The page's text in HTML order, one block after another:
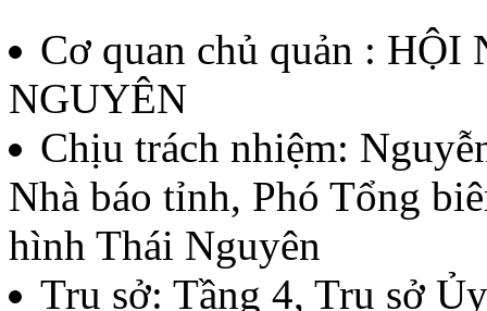
thưởng Báo chí Huỳnh
thứ II - năm 2026
Lượt xem:136 | lượt tải:60
07/QĐ-BTC
Quyết định về việc thành
Cơ quan chủ quản :
NGUYÊN
Chịu trách nhiệm:
Nhà báo tỉnh, Phó Tổng
hình Thái Nguyên
Trụ sở: Tầng 4, Trụ sở